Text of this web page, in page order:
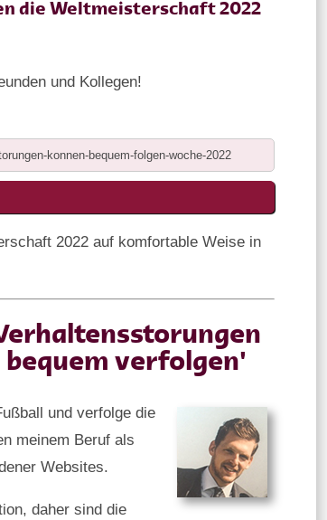
die Weltmeisterschaft 2022
und Kollegen!
2022 auf komfortable Weise in
verfolgen'
und verfolge die
meinem Beruf als
Websites.
daher sind die